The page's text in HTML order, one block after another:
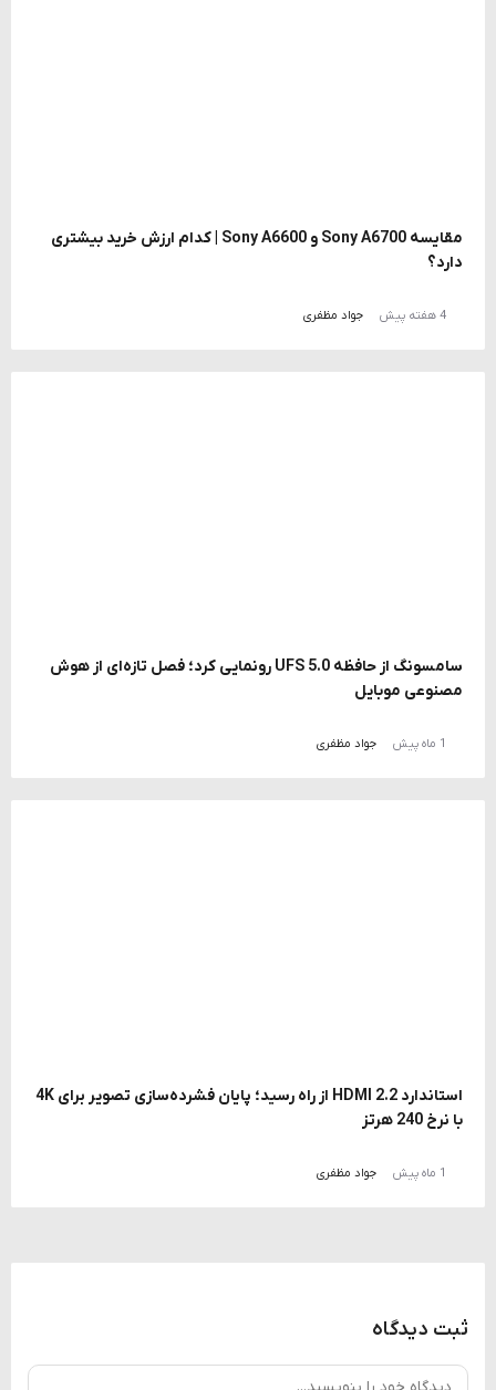
مقایسه Sony A6700 و Sony A6600 | کدام ارزش خرید بیشتری
دارد؟
4 هفته پیش جواد مظفری
سامسونگ از حافظه UFS 5.0 رونمایی کرد؛ فصل تازه‌ای از هوش
مصنوعی موبایل
1 ماه پیش جواد مظفری
استاندارد HDMI 2.2 از راه رسید؛ پایان فشرده‌سازی تصویر برای 4K
با نرخ 240 هرتز
1 ماه پیش جواد مظفری
ثبت دیدگاه